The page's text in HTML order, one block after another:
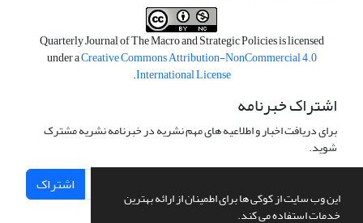
این وب سایت از کوکی ها برای اطمینان از ارائه بهترین
خدمات استفاده می کند.
Quarterly Journal of The Macro and Strategic Policies is licensed
under aCreative Commons Attribution-NonCommercial 4.0
International License
.
اشتراک خبرنامه
برای دریافت اخبار و اطلاعیه های مهم نشریه در خبرنامه نشریه مشترک
شوید.
اشتراک